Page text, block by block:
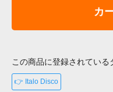
カ
この商品に登録されている
👉 Italo Disco